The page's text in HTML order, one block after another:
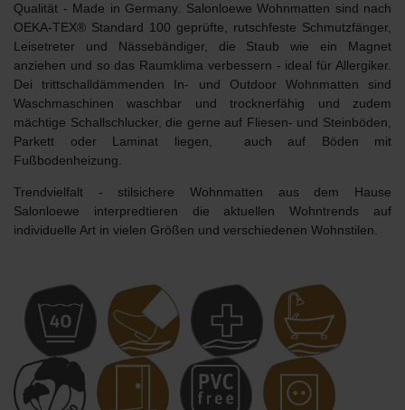
Qualität - Made in Germany. Salonloewe Wohnmatten sind nach
OEKA-TEX® Standard 100 geprüfte, rutschfeste Schmutzfänger,
Leisetreter und Nässebändiger, die Staub wie ein Magnet
anziehen und so das Raumklima verbessern - ideal für Allergiker.
Dei trittschalldämmenden In- und Outdoor Wohnmatten sind
Waschmaschinen waschbar und trocknerfähig und zudem
mächtige Schallschlucker, die gerne auf Fliesen- und Steinböden,
Parkett oder Laminat liegen, auch auf Böden mit
Fußbodenheizung.
Trendvielfalt - stilsichere Wohnmatten aus dem Hause
Salonloewe interpredtieren die aktuellen Wohntrends auf
individuelle Art in vielen Größen und verschiedenen Wohnstilen.